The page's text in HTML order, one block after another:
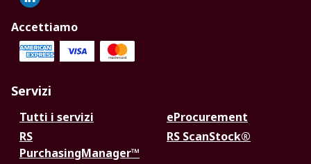
Accettiamo
Servizi
Tutti i servizi
eProcurement
RS
PurchasingManager™
RS ScanStock®